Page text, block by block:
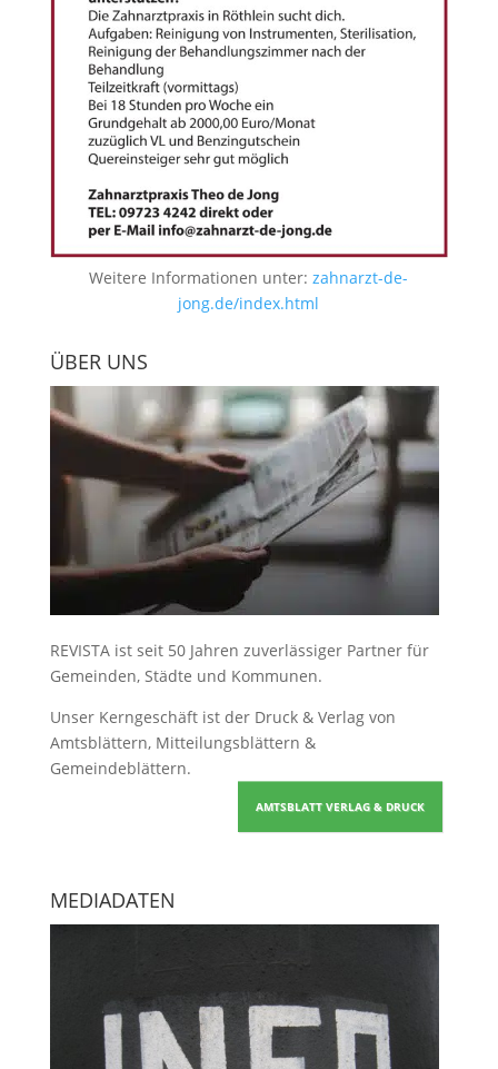
Weitere Informationen unter:zahnarzt-de-
jong.de/index.html
ÜBER UNS
REVISTA ist seit 50 Jahren zuverlässiger Partner für
Gemeinden, Städte und Kommunen.
Unser Kerngeschäft ist der Druck & Verlag von
Amtsblättern, Mitteilungsblättern &
Gemeindeblättern.
AMTSBLATT VERLAG & DRUCK
MEDIADATEN